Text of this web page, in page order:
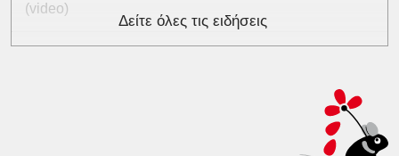
(video)
Δείτε όλες τις ειδήσεις